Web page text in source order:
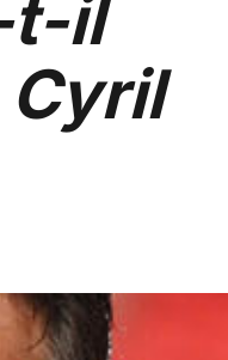
t-il